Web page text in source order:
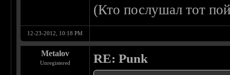
(Кто послушал тот
12-23-2012, 10:18 PM
Metalov
Unregistered RE: Punk